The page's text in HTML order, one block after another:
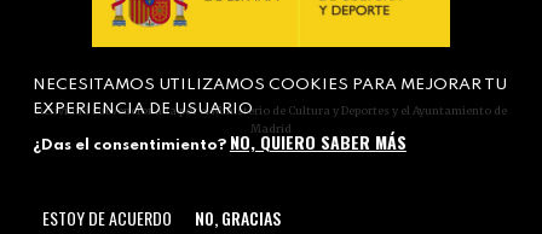
Actividad subvencionada por el Ministerio de Cultura y Deportes y el Ayuntamiento de
Madrid
NECESITAMOS UTILIZAMOS COOKIES PARA MEJORAR TU
EXPERIENCIA DE USUARIO
¿Das el consentimiento? NO, QUIERO SABER MÁS
ESTOY DE ACUERDO NO, GRACIAS